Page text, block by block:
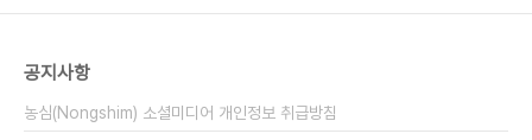
공지사항
농심(Nongshim) 소셜미디어 개인정보 취급방침